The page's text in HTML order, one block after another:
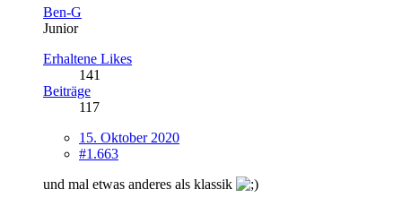
Ben-G
Junior
Erhaltene Likes
141
Beiträge
117
15. Oktober 2020
#1.663
und mal etwas anderes als klassik